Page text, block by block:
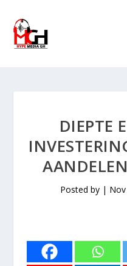
DIEPTE
Posted by |